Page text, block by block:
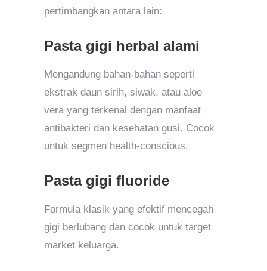
pertimbangkan antara lain:
Pasta gigi herbal alami
Mengandung bahan-bahan seperti
ekstrak daun sirih, siwak, atau aloe
vera yang terkenal dengan manfaat
antibakteri dan kesehatan gusi. Cocok
untuk segmen health-conscious.
Pasta gigi fluoride
Formula klasik yang efektif mencegah
gigi berlubang dan cocok untuk target
market keluarga.